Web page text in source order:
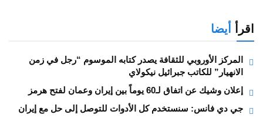
اقرأ أيضا
المركز الأوروبي للثقافة يصدر كتابه الموسوم “رجل في زمن
الانهيار” للكاتب جبرائيل نيكولاي
إعلان وشيك عن اتفاق لـ60 يوماً بين إيران وعمان لفتح هرمز
جي دي فانس: سنستخدم كل الأدوات للتوصل إلى حل مع إيران